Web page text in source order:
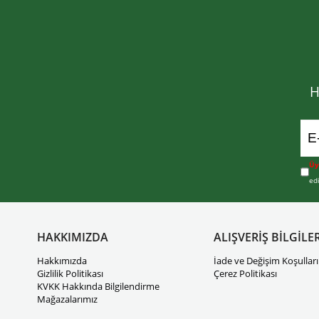
HAKKIMIZDA
Hakkımızda
Gizlilik Politikası
KVKK Hakkında Bilgilendirme
Mağazalarımız
ALIŞVERİŞ
İade ve Değişim Koşulları
Çerez Politikası